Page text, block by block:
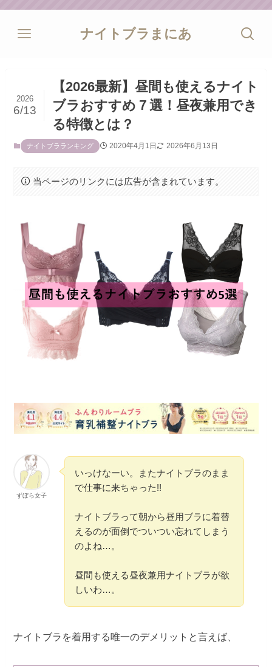
ナイトブラまにあ
【2026最新】昼間も使えるナイト
ブラおすすめ７選！昼夜兼用でき
る特徴とは？
2026
6/13
ナイトブラランキング 2020年4月1日 2026年6月13日
当ページのリンクには広告が含まれています。
ずぼら女子
いっけなーい。またナイトブラのまま
で仕事に来ちゃった!!
ナイトブラって朝から昼用ブラに着替
えるのが面倒でついつい忘れてしまう
のよね…。
昼間も使える昼夜兼用ナイトブラが欲
しいわ…。
ナイトブラを着用する唯一のデメリットと言えば、